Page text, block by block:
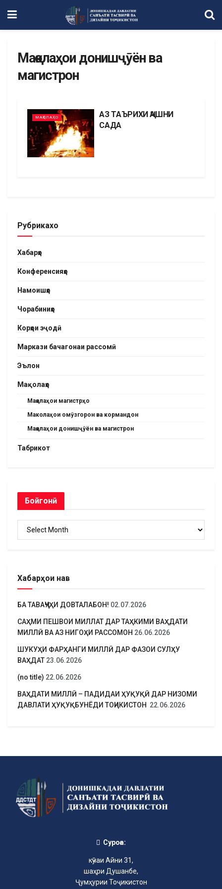
Мақолаҳои донишҷӯён ва
магистрон
МАҚОЛАҲО
АЗ ТАЪРИХИ ҶАШНИ
САДА
Рубрикахо
Хабарҳо
Конференсияҳо
Намоишҳо
Чорабиниҳо
Корҳои эҷодӣ
Маркази бачагонаи рассомӣ
Эълон
Мақолаҳо
Мақолаҳои магистрҳо
Маколаҳои омӯзгорон ва кормандон
Мақолаҳои донишҷӯён ва магистрон
Табрикот
Бойгонӣ
Хабарҳои нав
БА ТАВАҶҶУҲИ ДОВТАЛАБОН! 02.07.2026
САҲМИ ПЕШВОИ МИЛЛАТ ДАР ТАҲКИМИ ВАҲДАТИ
МИЛЛӢ ВА АЗ НИГОҲИ РАССОМОН 26.06.2026
ШУКУҲИ ФАРҲАНГИ МИЛЛӢ ДАР ФАЗОИ СУЛҲУ
ВАҲДАТ 23.06.2026
(no title) 22.06.2026
ВАҲДАТИ МИЛЛӢ – ПАДИДАИ ҲУҚУҚӢ ДАР НИЗОМИ
ДАВЛАТИ ҲУҚУҚБУНЁДИ ТОҶИКИСТОН 22.06.2026
Суроға:
кӯчаи Айни 31,
шаҳри Душанбе,
Ҷумҳурии Тоҷикистон